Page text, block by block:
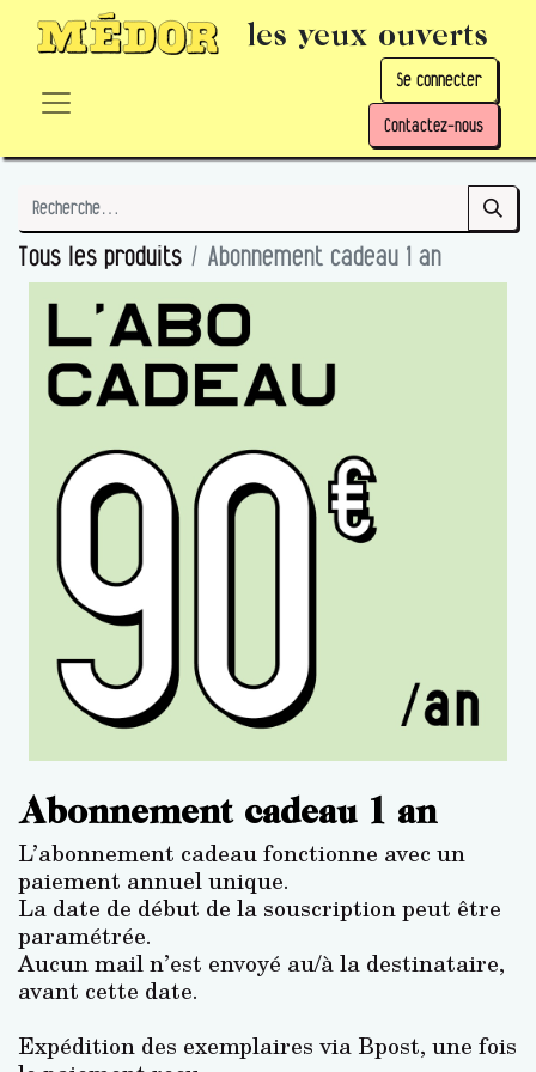
les yeux ouverts
Se connecter
Contactez-nous
Tous les produits Abonnement cadeau 1 an
Abonnement cadeau 1 an
L’abonnement cadeau fonctionne avec un
paiement annuel unique.
La date de début de la souscription peut être
paramétrée.
Aucun mail n’est envoyé au/à la destinataire,
avant cette date.
Expédition des exemplaires via Bpost, une fois